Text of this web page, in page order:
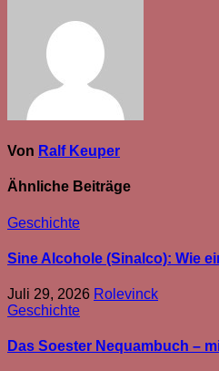
Von Ralf Keuper
Ähnliche Beiträge
Geschichte
Sine Alcohole (Sinalco): Wie
Juli 29, 2026 Rolevinck
Geschichte
Das Soester Nequambuch –